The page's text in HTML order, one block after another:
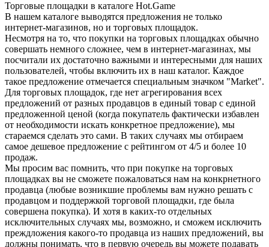
Торговые площадки в каталоге Hot.Game
В нашем каталоге выводятся предложения не только
интернет-магазинов, но и торговых площадок.
Несмотря на то, что покупки на торговых площадках обычно
совершать немного сложнее, чем в интернет-магазинах, мы
посчитали их достаточно важными и интересными для наших
пользователей, чтобы включить их в наш каталог. Каждое
такое предложение отмечается специальным значком "Market".
Для торговых площадок, где нет агрегирования всех
предложений от разных продавцов в единый товар с единой
предложенной ценой (когда покупатель фактически избавлен
от необходимости искать конкретное предложение), мы
стараемся сделать это сами. В таких случаях мы отбираем
самое дешевое предложение с рейтингом от 4/5 и более 10
продаж.
Мы просим вас помнить, что при покупке на торговых
площадках вы не сможете пожаловаться нам на конкрнетного
продавца (любые возникшие проблемы вам нужно решать с
продавцом и поддержкой торговой площадки, где была
совершена покупка). И хотя в каких-то отдельных
исключительных случаях мы, возможно, и сможем исключить
преждложения какого-то продавца из наших предложений, вы
должны понимать, что в первую очередь вы можете подавать